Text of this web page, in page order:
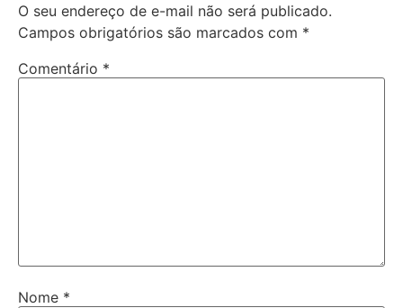
O seu endereço de e-mail não será publicado.
Campos obrigatórios são marcados com *
Comentário *
Nome *